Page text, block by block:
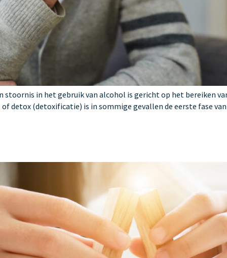
stoornis in het gebruik van alcohol is gericht op het bereiken
detox (detoxificatie) is in sommige gevallen de eerste fase